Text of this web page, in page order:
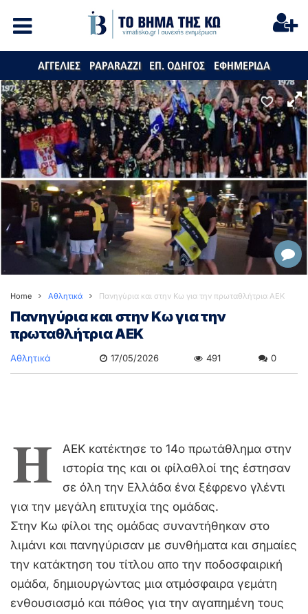
ΑΓΓΕΛΙΕΣ PAPARAZZI ΕΠ. ΟΔΗΓΟΣ ΕΦΗΜΕΡΙΔΑ
Home Αθλητικά Πανηγύρια και στην Κω για την πρωταθλήτρια ΑΕΚ
Πανηγύρια και στην Κω για την
πρωταθλήτρια ΑΕΚ
Αθλητικά 17/05/2026 491 0
Η
AEK κατέκτησε το 14ο πρωτάθλημα στην
ιστορία της και οι φίλαθλοί της έστησαν
σε όλη την Ελλάδα ένα ξέφρενο γλέντι
για την μεγάλη επιτυχία της ομάδας.
Στην Kω φίλοι της ομάδας συναντήθηκαν στο
λιμάνι και πανηγύρισαν με συνθήματα και σημαίες
την κατάκτηση του τίτλου απο την ποδοσφαιρική
ομάδα, δημιουργώντας μια ατμόσφαιρα γεμάτη
ενθουσιασμό και πάθος για την αγαπημένη τους